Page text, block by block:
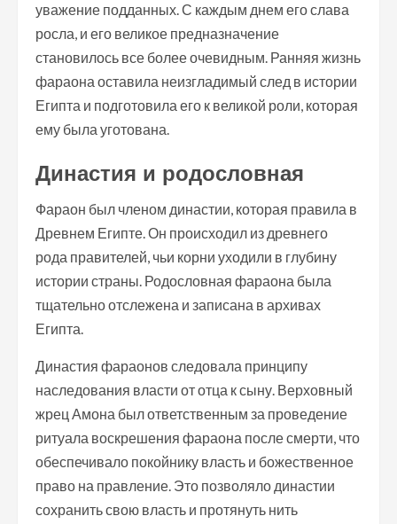
уважение подданных. С каждым днем его слава
росла, и его великое предназначение
становилось все более очевидным. Ранняя жизнь
фараона оставила неизгладимый след в истории
Египта и подготовила его к великой роли, которая
ему была уготована.
Династия и родословная
Фараон был членом династии, которая правила в
Древнем Египте. Он происходил из древнего
рода правителей, чьи корни уходили в глубину
истории страны. Родословная фараона была
тщательно отслежена и записана в архивах
Египта.
Династия фараонов следовала принципу
наследования власти от отца к сыну. Верховный
жрец Амона был ответственным за проведение
ритуала воскрешения фараона после смерти, что
обеспечивало покойнику власть и божественное
право на правление. Это позволяло династии
сохранить свою власть и протянуть нить